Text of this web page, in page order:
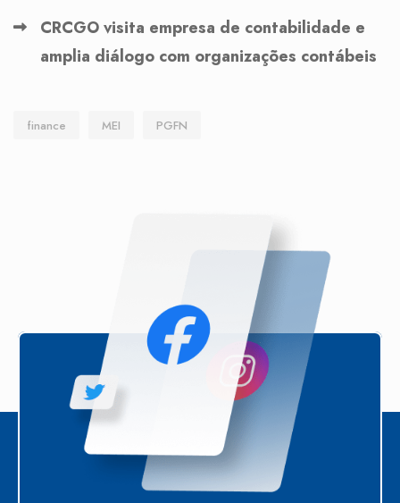
CRCGO visita empresa de contabilidade e
amplia diálogo com organizações contábeis
finance MEI PGFN